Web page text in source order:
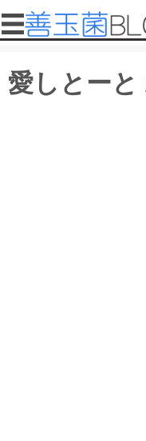
メイン
善
玉
愛しとー